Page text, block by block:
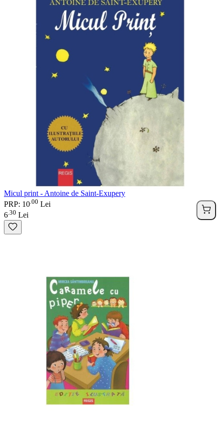
Micul print - Antoine de Saint-Exupery
PRP: 10 00 Lei
6 30 Lei